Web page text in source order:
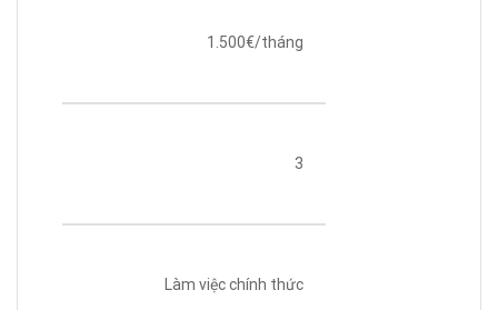
1.500€/tháng
3
Làm việc chính thức